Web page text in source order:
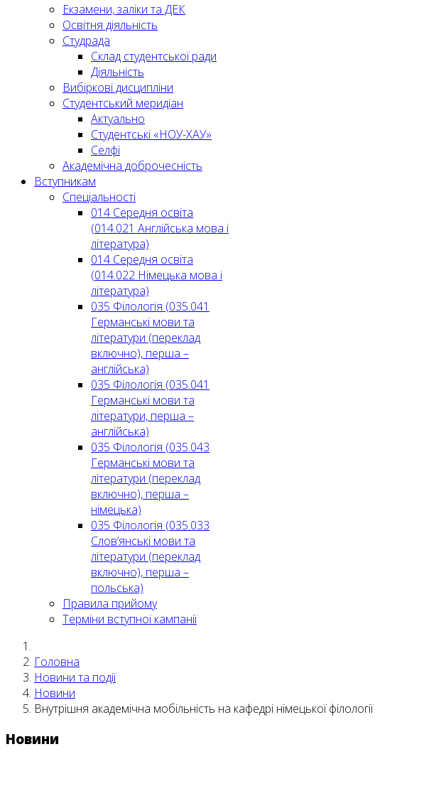
Екзамени, заліки та ДЕК
Освітня діяльність
Студрада
Склад студентської ради
Діяльність
Вибіркові дисципліни
Студентський меридіан
Актуально
Студентські «НОУ-ХАУ»
Селфі
Академічна доброчесність
Вступникам
Спеціальності
014 Середня освіта
(014.021 Англійська мова і
література)
014 Середня освіта
(014.022 Німецька мова і
література)
035 Філологія (035.041
Германські мови та
літератури (переклад
включно), перша –
англійська)
035 Філологія (035.041
Германські мови та
літератури, перша –
англійська)
035 Філологія (035.043
Германські мови та
літератури (переклад
включно), перша –
німецька)
035 Філологія (035.033
Слов’янські мови та
літератури (переклад
включно), перша –
польська)
Правила прийому
Терміни вступної кампанії
Головна
Новини та події
Новини
Внутрішня академічна мобільність на кафедрі німецької філології
Новини